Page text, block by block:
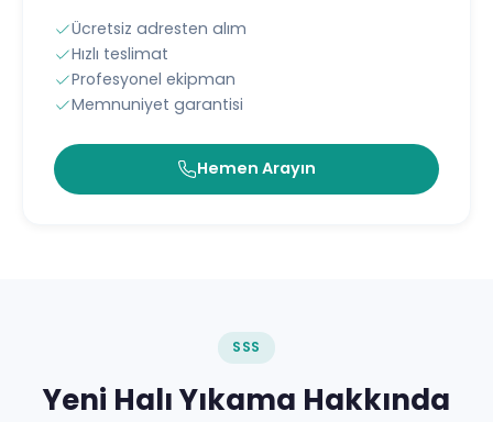
Ücretsiz adresten alım
Hızlı teslimat
Profesyonel ekipman
Memnuniyet garantisi
Hemen Arayın
SSS
Yeni Halı Yıkama Hakkında